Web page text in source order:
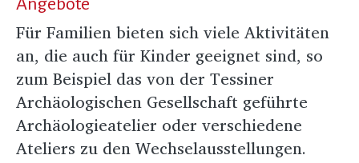
Angebote
Für Familien bieten sich viele Aktivitäten
an, die auch für Kinder geeignet sind, so
zum Beispiel das von der Tessiner
Archäologischen Gesellschaft geführte
Archäologieatelier oder verschiedene
Ateliers zu den Wechselausstellungen.